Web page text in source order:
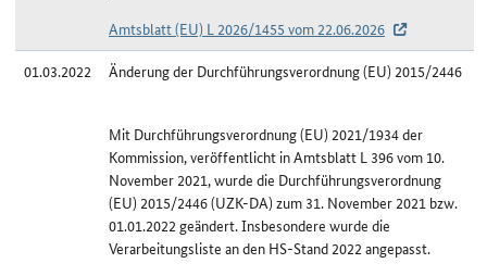
Amtsblatt (EU) L 2026/1455 vom 22.06.2026
01.03.2022
Änderung der Durchführungsverordnung (EU) 2015/2446
Mit Durchführungsverordnung (EU) 2021/1934 der
Kommission, veröffentlicht in Amtsblatt L 396 vom 10.
November 2021, wurde die Durchführungsverordnung
(EU) 2015/2446 (UZK-DA) zum 31. November 2021 bzw.
01.01.2022 geändert. Insbesondere wurde die
Verarbeitungsliste an den HS-Stand 2022 angepasst.